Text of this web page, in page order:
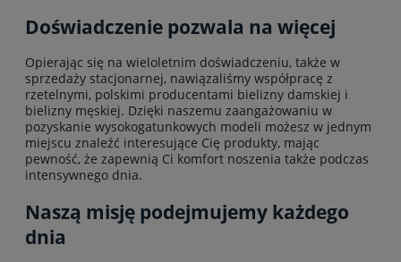
Doświadczenie pozwala na więcej
Opierając się na wieloletnim doświadczeniu, także w
sprzedaży stacjonarnej, nawiązaliśmy współpracę z
rzetelnymi, polskimi producentami bielizny damskiej i
bielizny męskiej. Dzięki naszemu zaangażowaniu w
pozyskanie wysokogatunkowych modeli możesz w jednym
miejscu znaleźć interesujące Cię produkty, mając
pewność, że zapewnią Ci komfort noszenia także podczas
intensywnego dnia.
Naszą misję podejmujemy każdego
dnia